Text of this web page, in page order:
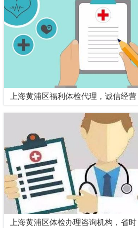
上海黄浦区福利体检代理，诚信经营
上海黄浦区体检办理咨询机构，省时